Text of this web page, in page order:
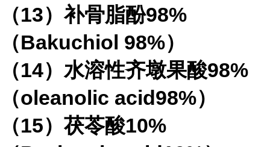
（13）补骨脂酚98%
（Bakuchiol 98%）
（14）水溶性齐墩果酸98%
（oleanolic acid98%）
（15）茯苓酸10%